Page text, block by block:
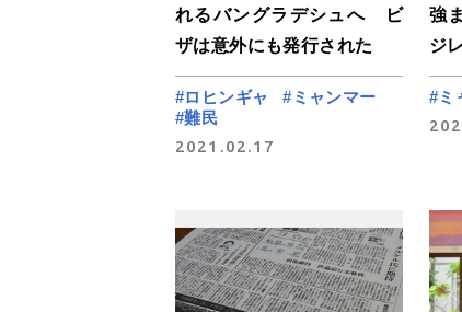
れるバングラデシュへ ビ
ザは意外にも発行された
#ロヒンギャ
#ミャンマー
#難民
2021.02.17
強
ジ
#ミ